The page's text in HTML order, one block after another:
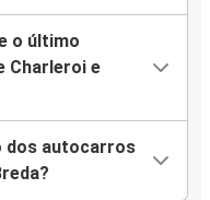
o último
Charleroi e
dos autocarros